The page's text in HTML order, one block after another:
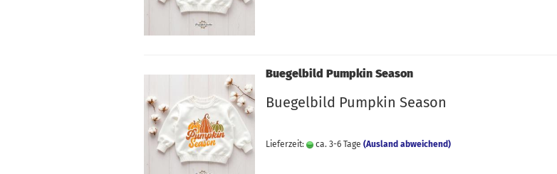
Buegelbild Pumpkin Season
Buegelbild Pumpkin Season
Lieferzeit: ca. 3-6 Tage (Ausland abweichend)